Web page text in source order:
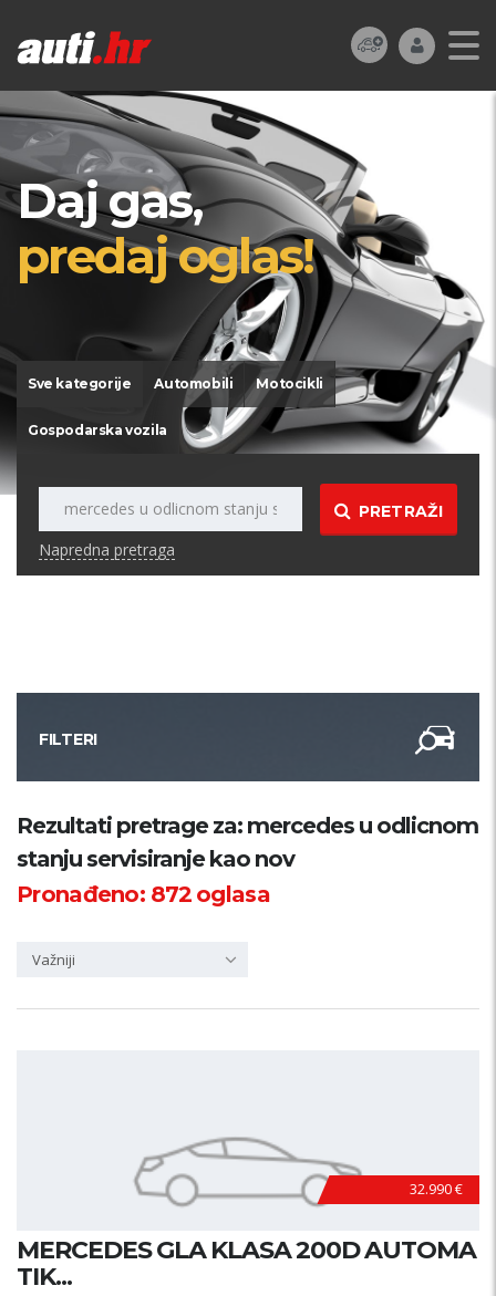
Daj gas,
predaj oglas!
Sve kategorije Automobili Motocikli
Gospodarska vozila
PRETRAŽI
Napredna pretraga
FILTERI
Kategorija
Županija
Rezultati pretrage za: mercedes u odlicnom
stanju servisiranje kao nov
Pronađeno: 872oglasa
Važniji
32.990 €
MERCEDES GLA KLASA 200D AUTOMA
TIK...